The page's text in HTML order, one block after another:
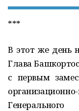
***
В этот же день
Глава
с первым